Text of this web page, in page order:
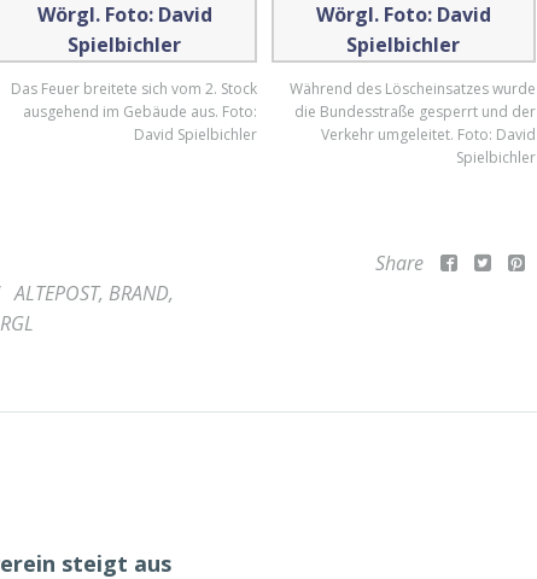
Das Feuer breitete sich vom 2. Stock
ausgehend im Gebäude aus. Foto:
David Spielbichler
Während des Löscheinsatzes wurde
die Bundesstraße gesperrt und der
Verkehr umgeleitet. Foto: David
Spielbichler
ALTEPOST, BRAND,
Share
steigt aus